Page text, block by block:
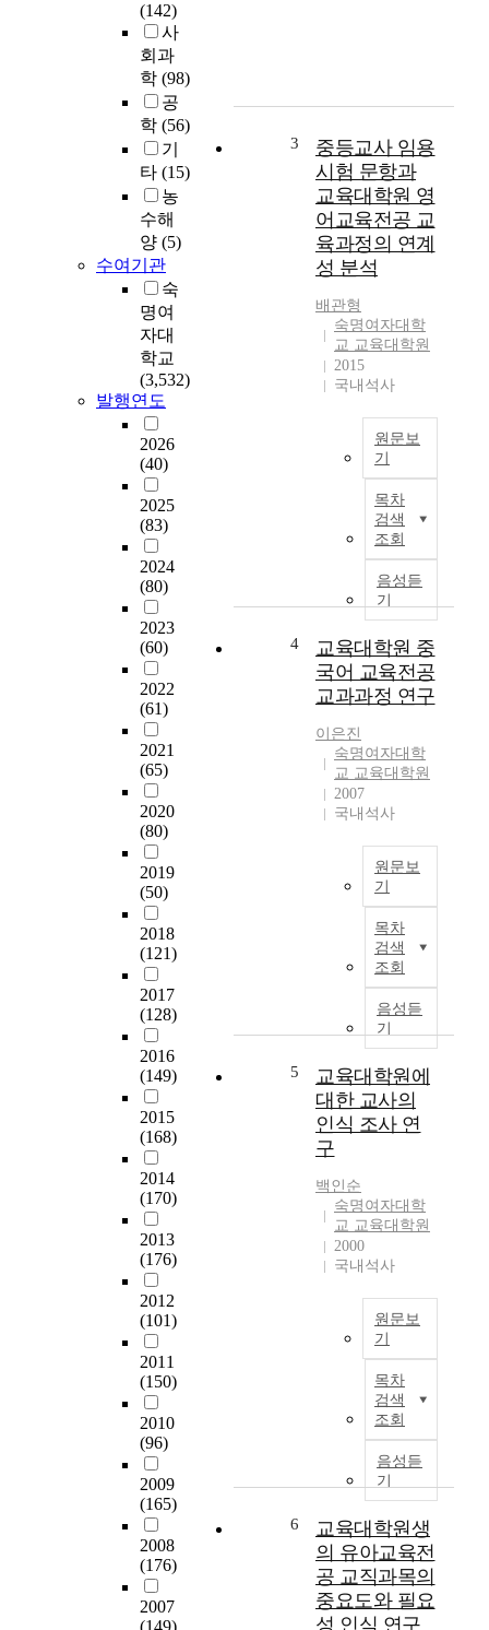
(142)
사
회과
학 (98)
공
학 (56)
기
타 (15)
농
수해
양 (5)
수여기관
숙
명여
자대
학교
(3,532)
발행연도
2026
(40)
2025
(83)
2024
(80)
2023
(60)
2022
(61)
2021
(65)
2020
(80)
2019
(50)
2018
(121)
2017
(128)
2016
(149)
2015
(168)
2014
(170)
2013
(176)
2012
(101)
2011
(150)
2010
(96)
2009
(165)
2008
(176)
2007
i
c
敎
왔
3
중등교사 임용
시험 문항과
교육대학원 영
어교육전공 교
육과정의 연계
성 분석
배관형
숙명여자대학
교 교육대학원
2015
국내석사
원문보
기
목차
검색
조회
음성듣
기
원
써
4
교육대학원 중
국어 교육전공
교과과정 연구
이은진
숙명여자대학
교 교육대학원
2007
국내석사
원문보
기
목차
검색
조회
음성듣
기
5
교육대학원에
대한 교사의
인식 조사 연
구
백인순
숙명여자대학
교 교육대학원
2000
국내석사
원문보
기
목차
검색
조회
음성듣
기
6
교육대학원생
의 유아교육전
공 교직과목의
중요도와 필요
성 인식 연구